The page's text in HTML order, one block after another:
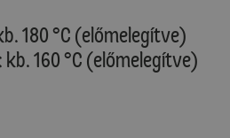
180 °C (előmelegítve)
160 °C (előmelegítve)